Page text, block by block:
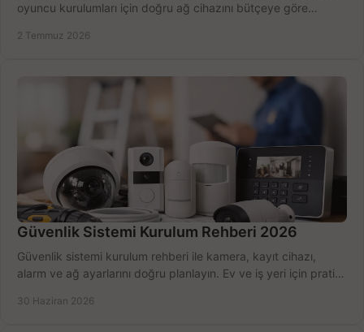
oyuncu kurulumları için doğru ağ cihazını bütçeye göre
2 Temmuz 2026
Güvenlik Sistemi Kurulum Rehberi 2026
Güvenlik sistemi kurulum rehberi ile kamera, kayıt cihazı,
alarm ve ağ ayarlarını doğru planlayın. Ev ve iş yeri için pratik
30 Haziran 2026